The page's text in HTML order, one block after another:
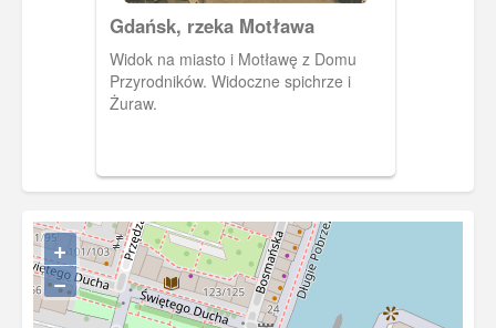
Gdańsk, rzeka Motława
Widok na miasto i Motławę z Domu
Przyrodników. Widoczne spichrze i
Żuraw.
+
−